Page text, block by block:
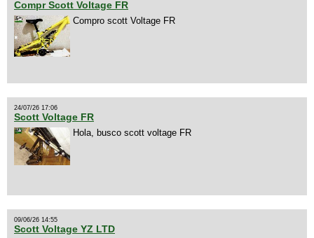
Compr Scott Voltage FR
Compro scott Voltage FR
24/07/26 17:06
Scott Voltage FR
Hola, busco scott voltage FR
09/06/26 14:55
Scott Voltage YZ LTD